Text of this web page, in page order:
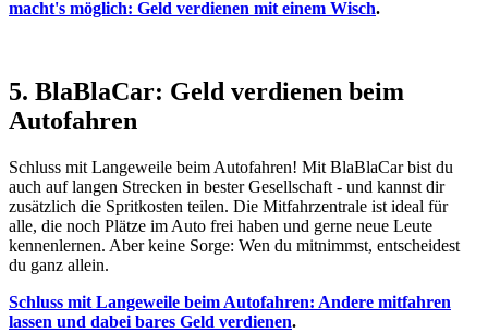
macht's möglich: Geld verdienen mit einem Wisch.
5. BlaBlaCar: Geld verdienen beim
Autofahren
Schluss mit Langeweile beim Autofahren! Mit BlaBlaCar bist du
auch auf langen Strecken in bester Gesellschaft - und kannst dir
zusätzlich die Spritkosten teilen. Die Mitfahrzentrale ist ideal für
alle, die noch Plätze im Auto frei haben und gerne neue Leute
kennenlernen. Aber keine Sorge: Wen du mitnimmst, entscheidest
du ganz allein.
Schluss mit Langeweile beim Autofahren: Andere mitfahren
lassen und dabei bares Geld verdienen.